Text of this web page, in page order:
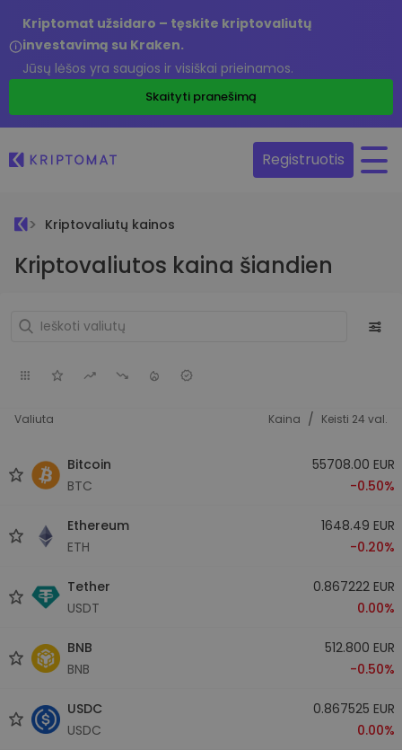
Kriptomat užsidaro – tęskite kriptovaliutų
investavimą su Kraken.
Jūsų lėšos yra saugios ir visiškai prieinamos.
Skaityti pranešimą
Registruotis
Kriptovaliutų kainos
Kriptovaliutos kaina šiandien
Valiuta Kaina / Keisti 24 val.
Bitcoin
BTC
55708.00 EUR
-0.50%
Ethereum
ETH
1648.49 EUR
-0.20%
Tether
USDT
0.867222 EUR
0.00%
BNB
BNB
512.800 EUR
-0.50%
USDC
USDC
0.867525 EUR
0.00%